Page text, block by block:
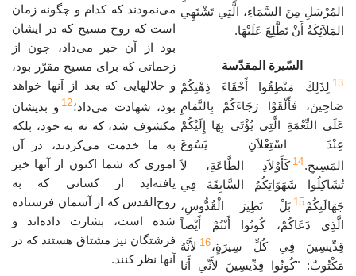
المُرْسَلِ مِنَ السَّمَاءِ، الَّتِي تَشْتَهِي
المَلاَئِكَةُ أَنْ تَطَّلِعَ عَلَيْهَا.
السّيرة المقدّسة
13 لِذَلِكَ مَنْطِقُوا أَحْقَاءَ ذِهْنِكُمْ
صَاحِينَ، فَأَلْقَوْا رَجَاءَكُمْ بِالتَّمَامِ
عَلَى النِّعْمَةِ الَّتِي يُؤْتَى بِهَا إِلَيْكُمْ
عِنْدَ اسْتِعْلاَنِ يَسُوعَ
المَسِيحِ.14 كَأَوْلاَدِ الطَّاعَةِ، لاَ
تُشَاكِلُوا شَهَوَاتِكُمُ السَّابِقَةَ فِي
جَهَالَتِكُمْ 15 بَلْ نَظِيرَ الْقُدُّوسِ،
الَّذِي دَعَاكُمْ، كُونُوا أَنْتُمْ أَيْضاً
قِدِّيسِينَ فِي كُلِّ سِيرَةٍ،16 لأَنَّهُ
مَكْتُوبٌ: "كُونُوا قِدِّيسِينَ لأَنِّي أَنَا
می‌نمودند که کدام و چگونه زمان
است که روح مسیح که در ایشان
بود از آن خبر می‌داد، چون از
زحماتی که برای مسیح مقرّر بود،
و جلالهایی که بعد از آنها خواهد
بود، شهادت می‌داد؛12 و بدیشان
مکشوف شد، که نه به خود، بلکه
به ما خدمت می‌کردند، در آن
اموری که شما اکنون از آنها خبر
یافته‌اید از کسانی که به
روح‌القدس که از آسمان فرستاده
شده است، بشارت داده‌اند و
فرشتگان نیز مشتاق هستند که در
آنها نظر کنند.